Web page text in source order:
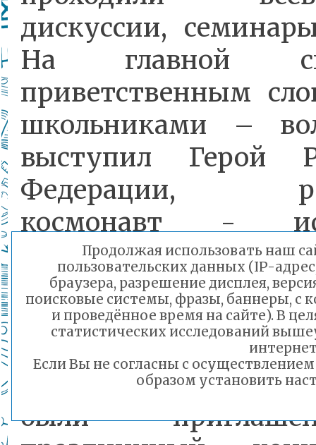
дискуссии,
На главной
приветственным
школьниками –
выступил Герой
Федерации,
космонавт -
председатель
движения
Рязанский.
15 тысяч
были
Продолжая использовать наш
пользовательских данных (IP-
браузера, разрешение дисплея,
поисковые системы, фразы, баннеры, с
и проведённое время на сайте). В
статистических исследований
Если Вы не согласны с
образом установить